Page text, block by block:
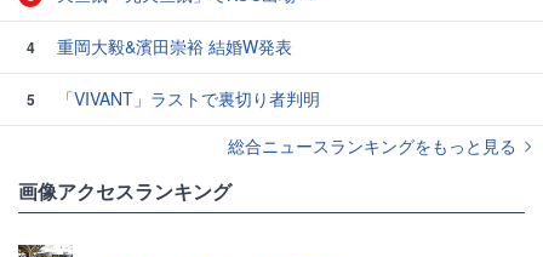
4 重岡大毅&濱田崇裕 結婚W発表
5
「VIVANT」ラストで裏切り者判明
総合ニュースランキングをもっと見る
画像アクセスランキング